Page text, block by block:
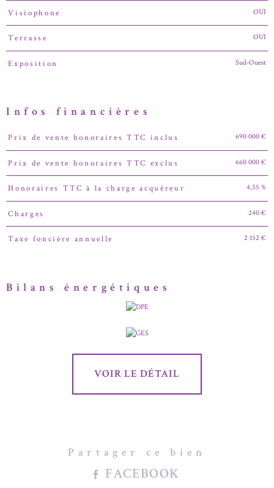
Visiophone OUI
Terrasse OUI
Exposition Sud-Ouest
Infos financières
Caractéristiques Valeurs
Prix de vente honoraires TTC inclus 690 000 €
Prix de vente honoraires TTC exclus 660 000 €
Honoraires TTC à la charge acquéreur 4,55 %
Charges 240 €
Taxe foncière annuelle 2 152 €
Bilans énergétiques
VOIR LE DÉTAIL
Partager ce bien
FACEBOOK